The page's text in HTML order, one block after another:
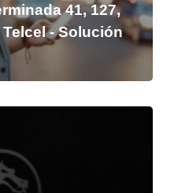
41, 127,
- Solución